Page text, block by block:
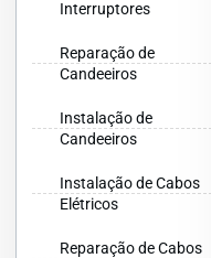
Interruptores
Reparação de
Candeeiros
Instalação de
Candeeiros
Instalação de Cabos
Elétricos
Reparação de Cabos